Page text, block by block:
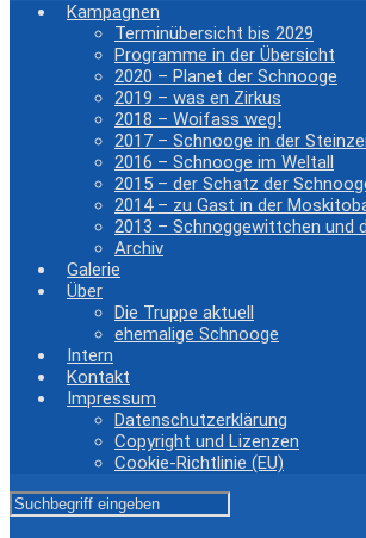
Kampagnen
Terminübersicht bis 2029
Programme in der Übersicht
2020 – Planet der Schnooge
2019 – was en Zirkus
2018 – Woifass weg!
2017 – Schnooge in der
2016 – Schnooge im Weltall
2015 – der Schatz der
2014 – zu Gast in der
2013 – Schnoggewittchen und
Archiv
Galerie
Über
Die Truppe aktuell
ehemalige Schnooge
Intern
Kontakt
Impressum
Datenschutzerklärung
Copyright und Lizenzen
Cookie-Richtlinie (EU)